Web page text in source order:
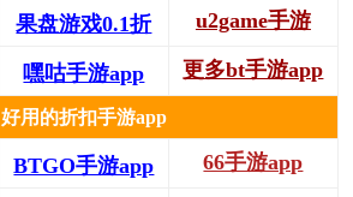
果盘游戏0.1折 u2game手游
嘿咕手游app 更多bt手游app
好用的折扣手游app
BTGO手游app 66手游app